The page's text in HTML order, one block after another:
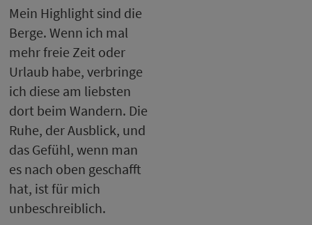
Mein Highlight sind die
Berge. Wenn ich mal
mehr freie Zeit oder
Urlaub habe, verbringe
ich diese am liebsten
dort beim Wandern. Die
Ruhe, der Ausblick, und
das Gefühl, wenn man
es nach oben geschafft
hat, ist für mich
unbeschreiblich.